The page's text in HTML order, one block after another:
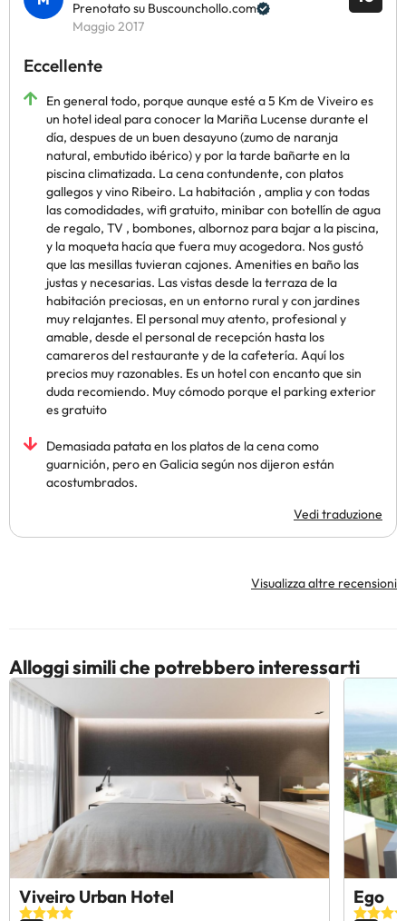
Prenotato su Buscounchollo.com
Maggio 2017
Eccellente
En general todo, porque aunque esté a 5 Km de Viveiro es
un hotel ideal para conocer la Mariña Lucense durante el
día, despues de un buen desayuno (zumo de naranja
natural, embutido ibérico) y por la tarde bañarte en la
piscina climatizada. La cena contundente, con platos
gallegos y vino Ribeiro. La habitación , amplia y con todas
las comodidades, wifi gratuito, minibar con botellín de agua
de regalo, TV , bombones, albornoz para bajar a la piscina,
y la moqueta hacía que fuera muy acogedora. Nos gustó
que las mesillas tuvieran cajones. Amenities en baño las
justas y necesarias. Las vistas desde la terraza de la
habitación preciosas, en un entorno rural y con jardines
muy relajantes. El personal muy atento, profesional y
amable, desde el personal de recepción hasta los
camareros del restaurante y de la cafetería. Aquí los
precios muy razonables. Es un hotel con encanto que sin
duda recomiendo. Muy cómodo porque el parking exterior
es gratuito
Demasiada patata en los platos de la cena como
guarnición, pero en Galicia según nos dijeron están
acostumbrados.
Vedi traduzione
Visualizza altre recensioni
Alloggi simili che potrebbero interessarti
Viveiro Urban Hotel Ego